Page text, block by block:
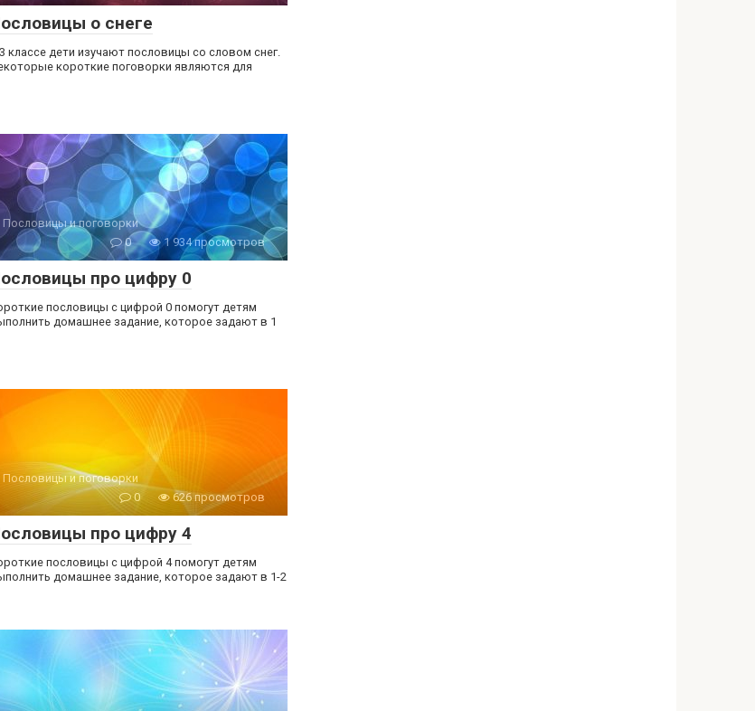
о снеге
классе дети изучают пословицы со словом снег.
короткие поговорки являются для
Пословицы и поговорки
0
1 934 просмотров
про цифру 0
пословицы с цифрой 0 помогут детям
домашнее задание, которое задают в 1
Пословицы и поговорки
0
626 просмотров
про цифру 4
пословицы с цифрой 4 помогут детям
домашнее задание, которое задают в 1-2